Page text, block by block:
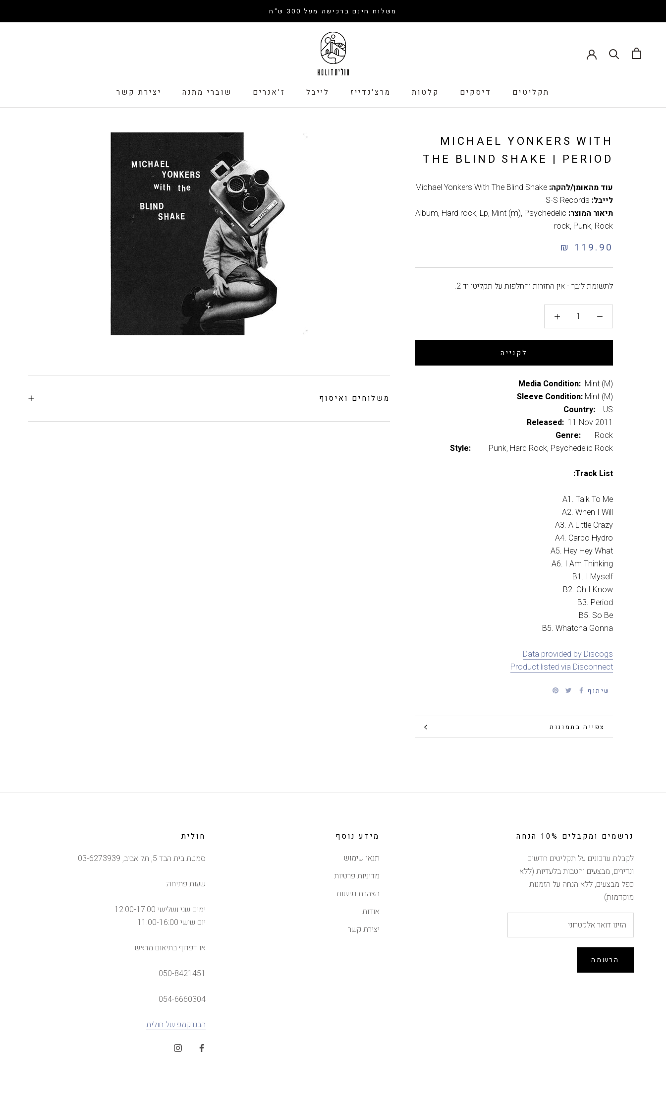
משלוח חינם ברכישה מעל 300 ש"ח
תקליטים
דיסקים
קלטות
מרצ'נדייז
לייבל
ז'אנרים
שוברי מתנה
יצירת קשר
MICHAEL YONKERS WITH
THE BLIND SHAKE | PERIOD
עוד מהאומן/להקה: Michael Yonkers With The Blind Shake
לייבל: S-S Records
תיאור המוצר:
Album, Hard rock, Lp, Mint (m), Psychedelic
rock, Punk, Rock
119.90 ₪
לתשומת ליבך - אין החזרות והחלפות על תקליטי יד 2.
לקנייה
Media Condition: Mint (M)
Sleeve Condition: Mint (M)
Country: US
Released: 11 Nov 2011
Genre: Rock
Style: Punk, Hard Rock, Psychedelic Rock
Track List:
A1. Talk To Me
A2. When I Will
A3. A Little Crazy
A4. Carbo Hydro
A5. Hey Hey What
A6. I Am Thinking
B1. I Myself
B2. Oh I Know
B3. Period
B5. So Be
B5. Whatcha Gonna
Data provided by Discogs
Product listed via Disconnect
שיתוף
פרטים נוספים
צפייה בתמונות
משלוחים ואיסוף
חולית
סמטת בית הבד 5, תל אביב, 03-6273939
שעות פתיחה:
ימים שני ושלישי 12:00-17:00
יום שישי 11:00-16:00
או דפדוף בתיאום מראש:
050-8421451
054-6660304
הבנדקמפ של חולית
מידע נוסף
תנאי שימוש
מדיניות פרטיות
הצהרת נגישות
אודות
יצירת קשר
נרשמים ומקבלים 10% הנחה
לקבלת עדכונים על תקליטים חדשים
ונדירים, מבצעים והטבות בלעדיות (ללא
כפל מבצעים, ללא הנחה על הזמנות
מוקדמות)
הרשמה